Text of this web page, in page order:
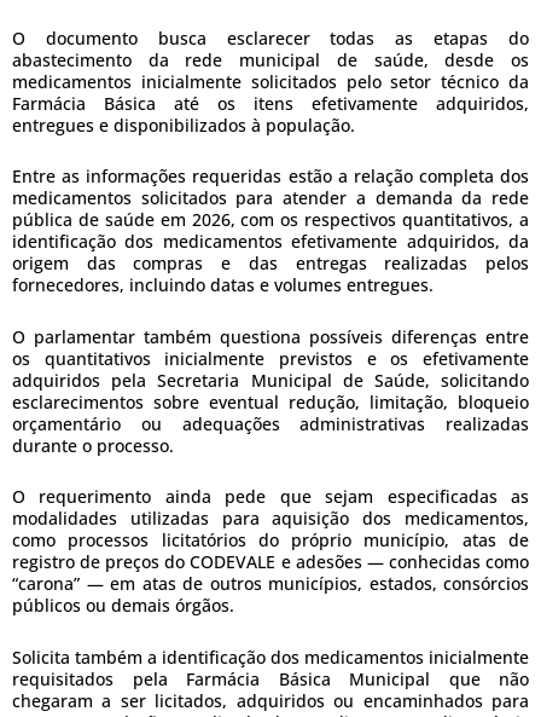
O documento busca esclarecer todas as etapas do
abastecimento da rede municipal de saúde, desde os
medicamentos inicialmente solicitados pelo setor técnico da
Farmácia Básica até os itens efetivamente adquiridos,
entregues e disponibilizados à população.
Entre as informações requeridas estão a relação completa dos
medicamentos solicitados para atender a demanda da rede
pública de saúde em 2026, com os respectivos quantitativos, a
identificação dos medicamentos efetivamente adquiridos, da
origem das compras e das entregas realizadas pelos
fornecedores, incluindo datas e volumes entregues.
O parlamentar também questiona possíveis diferenças entre
os quantitativos inicialmente previstos e os efetivamente
adquiridos pela Secretaria Municipal de Saúde, solicitando
esclarecimentos sobre eventual redução, limitação, bloqueio
orçamentário ou adequações administrativas realizadas
durante o processo.
O requerimento ainda pede que sejam especificadas as
modalidades utilizadas para aquisição dos medicamentos,
como processos licitatórios do próprio município, atas de
registro de preços do CODEVALE e adesões — conhecidas como
“carona” — em atas de outros municípios, estados, consórcios
públicos ou demais órgãos.
Solicita também a identificação dos medicamentos inicialmente
requisitados pela Farmácia Básica Municipal que não
chegaram a ser licitados, adquiridos ou encaminhados para